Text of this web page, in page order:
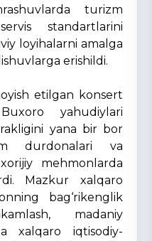
turizm
standartlarini
loyihalarni amalga
erishildi.
etilgan konsert
yahudiylari
yana bir bor
durdonalari va
mehmonlarda
Mazkur xalqaro
bag‘rikenglik
madaniy
xalqaro iqtisodiy-